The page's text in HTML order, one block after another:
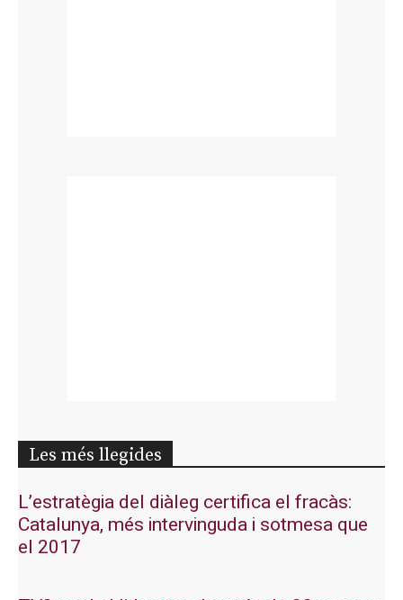
Les més llegides
L’estratègia del diàleg certifica el fracàs:
Catalunya, més intervinguda i sotmesa que
el 2017